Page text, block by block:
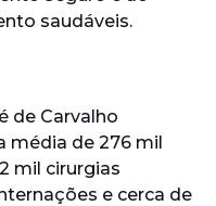
saudáveis.
de Carvalho
média de 276 mil
mil cirurgias
e cerca de